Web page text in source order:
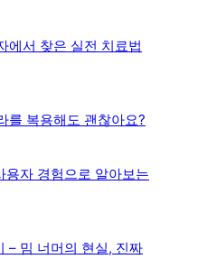
에서 찾은 실전 치료법
를 복용해도 괜찮아요?
용자 경험으로 알아보는
– 밈 너머의 현실, 진짜